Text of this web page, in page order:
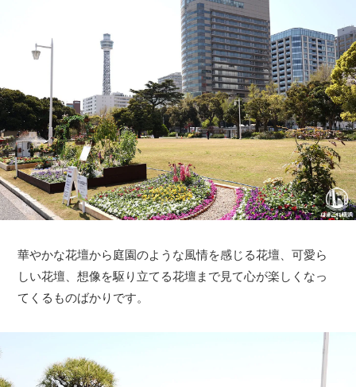
華やかな花壇から庭園のような風情を感じる花壇、可愛ら
しい花壇、想像を駆り立てる花壇まで見て心が楽しくなっ
てくるものばかりです。